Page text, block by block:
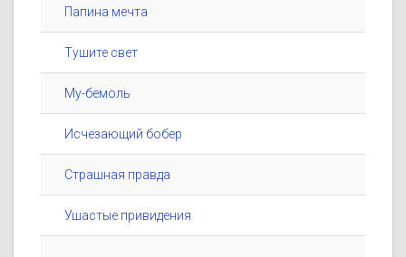
Папина мечта
Тушите свет
Му-бемоль
Исчезающий бобер
Страшная правда
Ушастые привидения